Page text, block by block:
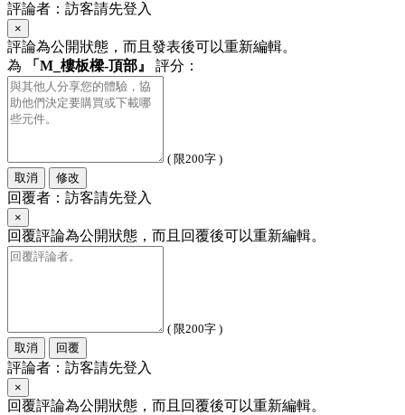
評論者：訪客請先登入
×
評論為公開狀態，而且發表後可以重新編輯。
為
「M_樓板樑-頂部』 評分：
( 限200字 )
取消
修改
回覆者：訪客請先登入
×
回覆評論為公開狀態，而且回覆後可以重新編輯。
( 限200字 )
取消
回覆
評論者：訪客請先登入
×
回覆評論為公開狀態，而且回覆後可以重新編輯。